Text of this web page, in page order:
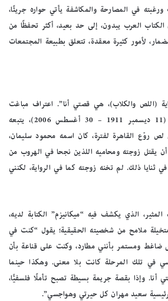
في المصارحة والمكاشفة يأتي حواره جريئًا،
العرب يبدون، إلى حد بعيد، أكثر تحفظًا من
لأمور كثيرة معقدة، تتعلق بطبيعة المجتمعات
(اللص والكلاب)، هي قصتي أنا”. اعتراف مباغت
لأديب نوبل نجيب محفوظ (11 ديسمبر 1911 – 30 أغسطس 2006)، يتبعه
روّع القاهرة لفترة، كان اسمه محمود سليمان،
يقتل زوجته ومحاميه اللذين نجحا في الهروب من
ثنايا ذلك. لم تخنه زوجته كما في الرواية، لكنني
الذي يكشف فيه “ميكانيزم” الكتابة لديه،
ملامح من شخصيته الحقيقية؛ يقول “كنت في
ومستمر بأنني مطارد، وكنت على قناعة بأن
في تلك المرحلة كانت بلا معنى. وهكذا حينما
أنا. وإذا بقصة جريمة بسيطة تصبح تأملًا فلسفيًّا،
سعيد مهران كل حيرتي وهواجسي”.